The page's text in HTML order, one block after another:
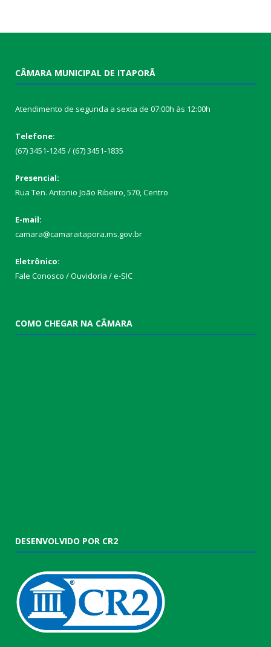
CÂMARA MUNICIPAL DE ITAPORÃ
Atendimento de segunda a sexta de 07:00h às 12:00h
Telefone:
(67) 3451-1245 / (67) 3451-1835
Presencial:
Rua Ten. Antonio João Ribeiro, 570, Centro
E-mail:
camara@camaraitapora.ms.gov.br
Eletrônico:
Fale Conosco / Ouvidoria / e-SIC
COMO CHEGAR NA CÂMARA
DESENVOLVIDO POR CR2